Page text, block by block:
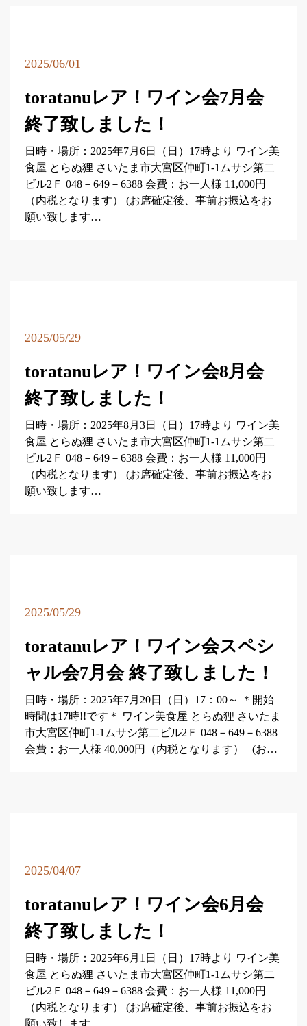
2025/06/01
toratanuレア！ワイン会7月会
終了致しました！
日時・場所：2025年7月6日（日）17時より ワイン美
食屋 とらぬ狸 さいたま市大宮区仲町1-1ムサシ第二
ビル2Ｆ 048－649－6388 会費：お一人様 11,000円
（内税となります） (お席確定後、事前お振込をお
願い致します…
2025/05/29
toratanuレア！ワイン会8月会
終了致しました！
日時・場所：2025年8月3日（日）17時より ワイン美
食屋 とらぬ狸 さいたま市大宮区仲町1-1ムサシ第二
ビル2Ｆ 048－649－6388 会費：お一人様 11,000円
（内税となります） (お席確定後、事前お振込をお
願い致します…
2025/05/29
toratanuレア！ワイン会スペシ
ャル会7月会 終了致しました！
日時・場所：2025年7月20日（日）17：00～ ＊開始
時間は17時!!です＊ ワイン美食屋 とらぬ狸 さいたま
市大宮区仲町1-1ムサシ第二ビル2Ｆ 048－649－6388
会費：お一人様 40,000円（内税となります） (お…
2025/04/07
toratanuレア！ワイン会6月会
終了致しました！
日時・場所：2025年6月1日（日）17時より ワイン美
食屋 とらぬ狸 さいたま市大宮区仲町1-1ムサシ第二
ビル2Ｆ 048－649－6388 会費：お一人様 11,000円
（内税となります） (お席確定後、事前お振込をお
願い致します…